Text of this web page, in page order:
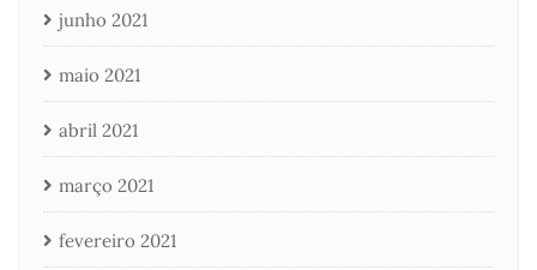
junho 2021
maio 2021
abril 2021
março 2021
fevereiro 2021